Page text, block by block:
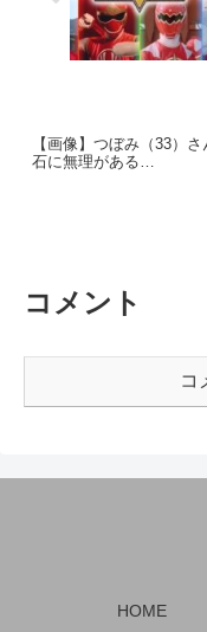
【画像】つぼみ（33）
石に無理がある…
コメント
コ
HOME